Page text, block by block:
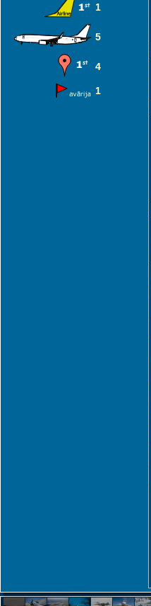
1
5
4
1